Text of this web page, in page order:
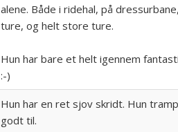
alene. Både i ridehal, på
ture, og helt store ture.
Hun har bare et helt igennem
:-)
Hun har en ret sjov skridt. Hun
godt til.